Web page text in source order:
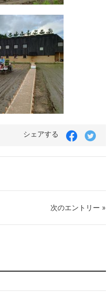
シェアする
Facebook
ェ
ェ
次のエントリー »